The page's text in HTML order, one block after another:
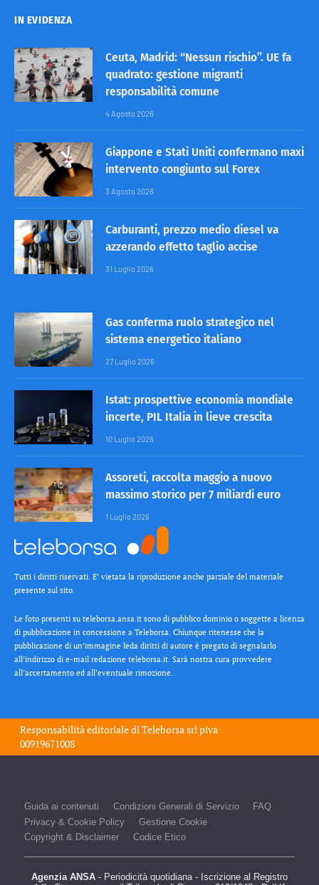
IN EVIDENZA
Ceuta, Madrid: “Nessun rischio”. UE fa
quadrato: gestione migranti
responsabilità comune
4 Agosto 2026
Giappone e Stati Uniti confermano maxi
intervento congiunto sul Forex
3 Agosto 2026
Carburanti, prezzo medio diesel va
azzerando effetto taglio accise
31 Luglio 2026
Gas conferma ruolo strategico nel
sistema energetico italiano
27 Luglio 2026
Istat: prospettive economia mondiale
incerte, PIL Italia in lieve crescita
10 Luglio 2026
Assoreti, raccolta maggio a nuovo
massimo storico per 7 miliardi euro
1 Luglio 2026
Tutti i diritti riservati. E’ vietata la riproduzione anche parziale del materiale
presente sul sito.
Le foto presenti su teleborsa.ansa.it sono di pubblico dominio o soggette a licenza
di pubblicazione in concessione a Teleborsa. Chiunque ritenesse che la
pubblicazione di un’immagine leda diritti di autore è pregato di segnalarlo
all’indirizzo di e-mail redazione teleborsa.it. Sarà nostra cura provvedere
all’accertamento ed all’eventuale rimozione.
Responsabilità editoriale diTeleborsa srlpiva
00919671008
Guida ai contenuti Condizioni Generali di Servizio
FAQ
Privacy & Cookie Policy
Gestione Cookie
Copyright & Disclaimer
Codice Etico
Agenzia ANSA - Periodicità quotidiana - Iscrizione al Registro